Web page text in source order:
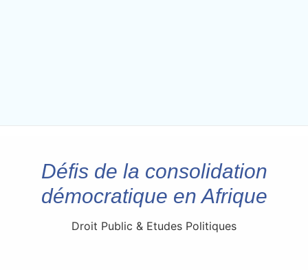
Défis de la consolidation
démocratique en Afrique
Droit Public & Etudes Politiques